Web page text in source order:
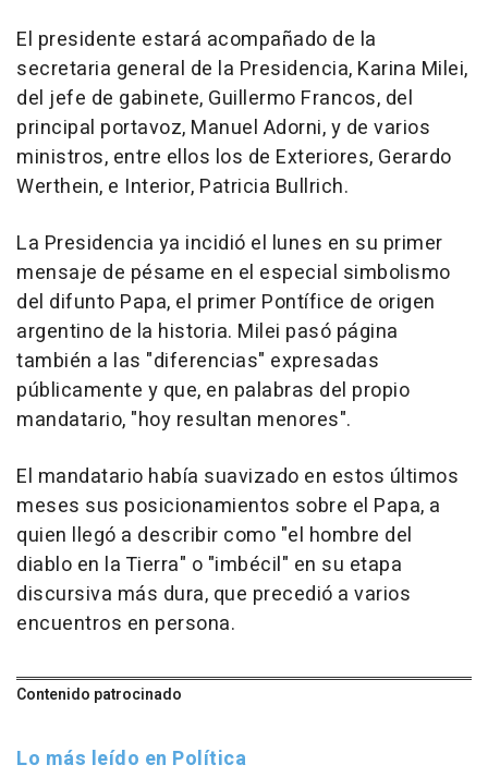
El presidente estará acompañado de la
secretaria general de la Presidencia, Karina Milei,
del jefe de gabinete, Guillermo Francos, del
principal portavoz, Manuel Adorni, y de varios
ministros, entre ellos los de Exteriores, Gerardo
Werthein, e Interior, Patricia Bullrich.
La Presidencia ya incidió el lunes en su primer
mensaje de pésame en el especial simbolismo
del difunto Papa, el primer Pontífice de origen
argentino de la historia. Milei pasó página
también a las "diferencias" expresadas
públicamente y que, en palabras del propio
mandatario, "hoy resultan menores".
El mandatario había suavizado en estos últimos
meses sus posicionamientos sobre el Papa, a
quien llegó a describir como "el hombre del
diablo en la Tierra" o "imbécil" en su etapa
discursiva más dura, que precedió a varios
encuentros en persona.
Contenido patrocinado
Lo más leído en Política